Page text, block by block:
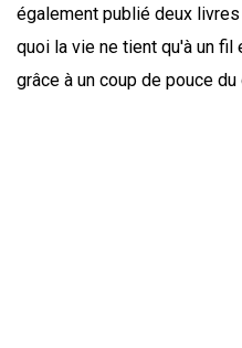
également publié deux
quoi la vie ne tient qu'à un fil
grâce à un coup de pouce du